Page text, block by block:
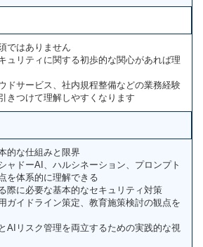
ではありません
ュリティに関する初歩的な関心があれば理
ドサービス、社内規程整備などの業務経験
きつけて理解しやすくなります
的な仕組みと限界
ャドーAI、ハルシネーション、プロンプト
を体系的に理解できる
際に必要な基本的なセキュリティ対策
ガイドライン策定、教育施策検討の観点を
AIリスク管理を両立するための実践的な視